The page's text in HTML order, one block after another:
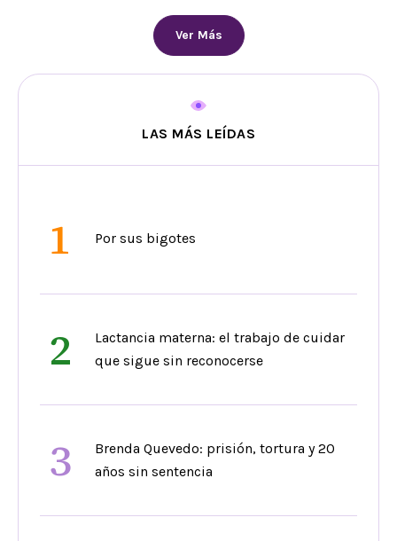
Ver Más
LAS MÁS LEÍDAS
1 Por sus bigotes
2
Lactancia materna: el trabajo de cuidar
que sigue sin reconocerse
3
Brenda Quevedo: prisión, tortura y 20
años sin sentencia